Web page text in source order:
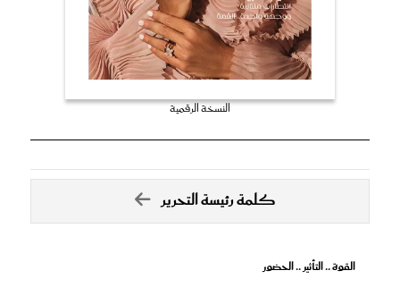
النسخة الرقمية
كلمة رئيسة التحرير
القوة .. التأثير .. الحضور